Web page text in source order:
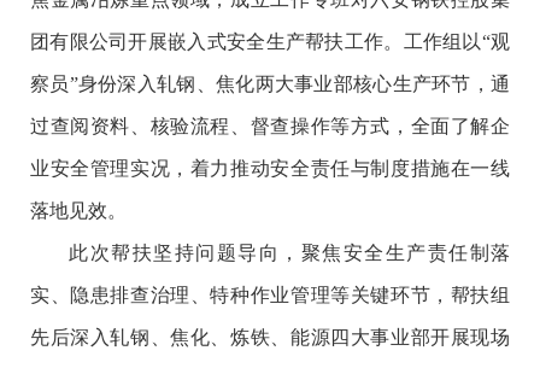
团有限公司开展嵌入式安全生产帮扶工作。工作组以“观
察员”身份深入轧钢、焦化两大事业部核心生产环节，通
过查阅资料、核验流程、督查操作等方式，全面了解企
业安全管理实况，着力推动安全责任与制度措施在一线
落地见效。
此次帮扶坚持问题导向，聚焦安全生产责任制落
实、隐患排查治理、特种作业管理等关键环节，帮扶组
先后深入轧钢、焦化、炼铁、能源四大事业部开展现场